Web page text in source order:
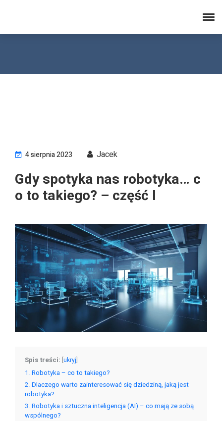
4 sierpnia 2023 Jacek
Gdy spotyka nas robotyka… c
o to takiego? – część I
Spis treści: [ukryj]
1 Robotyka – co to takiego?
2 Dlaczego warto zainteresować się dziedziną, jaką jest
robotyka?
3 Robotyka i sztuczna inteligencja (AI) – co mają ze sobą
wspólnego?